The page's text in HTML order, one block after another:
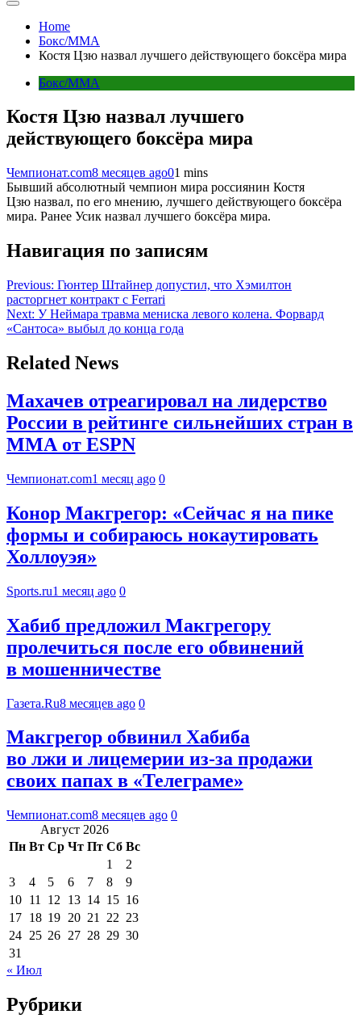
Home
Бокс/MMA
Костя Цзю назвал лучшего действующего боксёра мира
Бокс/MMA
Костя Цзю назвал лучшего
действующего боксёра мира
Чемпионат.com8 месяцев ago01 mins
Бывший абсолютный чемпион мира россиянин Костя
Цзю назвал, по его мнению, лучшего действующего боксёра
мира. Ранее Усик назвал лучшего боксёра мира.
Навигация по записям
Previous: Гюнтер Штайнер допустил, что Хэмилтон
расторгнет контракт с Ferrari
Next: У Неймара травма мениска левого колена. Форвард
«Сантоса» выбыл до конца года
Related News
Махачев отреагировал на лидерство
России в рейтинге сильнейших стран в
ММА от ESPN
Чемпионат.com1 месяц ago 0
Конор Макгрегор: «Сейчас я на пике
формы и собираюсь нокаутировать
Холлоуэя»
Sports.ru1 месяц ago 0
Хабиб предложил Макгрегору
пролечиться после его обвинений
в мошенничестве
Газета.Ru8 месяцев ago 0
Макгрегор обвинил Хабиба
во лжи и лицемерии из-за продажи
своих папах в «Телеграме»
Чемпионат.com8 месяцев ago 0
Август 2026
Пн Вт Ср Чт Пт Сб Вс
1
2
3
4 5 6 7 8
9
10 11 12 13 14 15 16
17 18 19 20 21 22 23
24 25 26 27 28 29 30
31
« Июл
Рубрики